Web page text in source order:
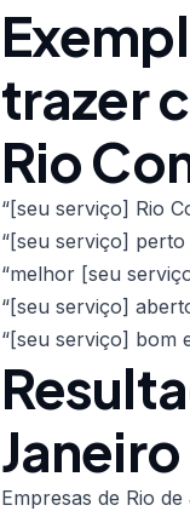
trazer
Rio
“[seu serviço] Rio
“[seu serviço] perto
“melhor [seu
“[seu serviço]
“[seu serviço] bom
Janeiro
Empresas de Rio